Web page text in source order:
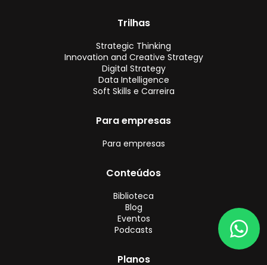
Trilhas
Strategic Thinking
Innovation and Creative Strategy
Digital Strategy
Data Intelligence
Soft Skills e Carreira
Para empresas
Para empresas
Conteúdos
Biblioteca
Blog
Eventos
Podcasts
Planos